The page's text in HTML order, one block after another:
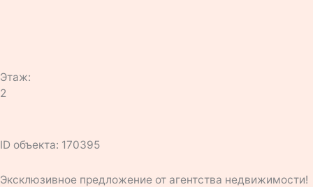
Этаж:
2
ID объекта: 170395
Эксклюзивное предложение от агентства недвижимости!